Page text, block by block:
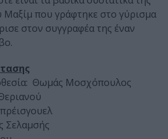
Μαξίμ που γράφτηκε στο γύρισμα
στον συγγραφέα της έναν
Θωμάς Μοσχόπουλος
Σελαμσής